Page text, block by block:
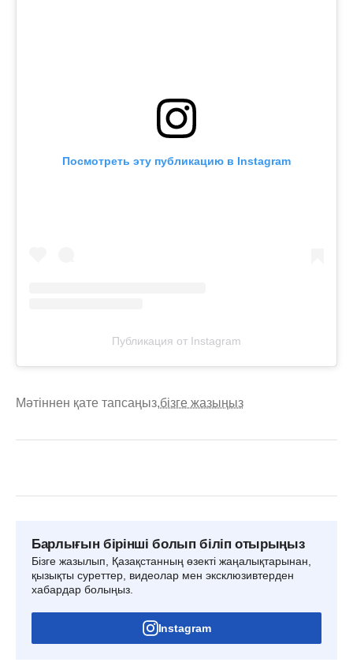
Посмотреть эту публикацию в Instagram
Публикация от Instagram
Мәтіннен қате тапсаңыз,бізге жазыңыз
Барлығын бірінші болып біліп отырыңыз
Бізге жазылып, Қазақстанның өзекті жаңалықтарынан,
қызықты суреттер, видеолар мен эксклюзивтерден
хабардар болыңыз.
Instagram